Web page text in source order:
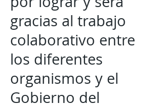
gracias al trabajo
colaborativo entre
los diferentes
organismos y el
Gobierno del